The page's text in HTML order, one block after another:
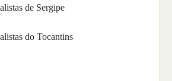
de Sergipe
do Tocantins